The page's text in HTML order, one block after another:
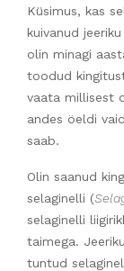
Küsimus, kas
kuivanud
olin minagi
toodud
vaata millisest
andes öeldi
saab.
Olin saanud
selaginelli (
selaginelli
taimega.
tuntud